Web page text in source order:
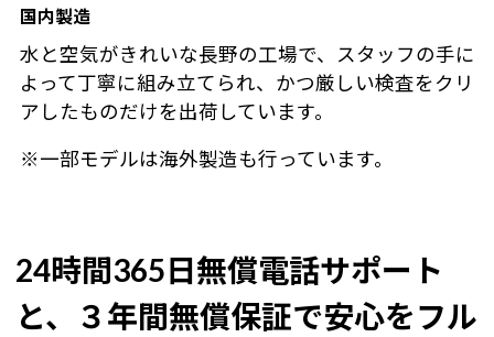
国内製造
水と空気がきれいな長野の工場で、スタッフの手に
よって丁寧に組み立てられ、かつ厳しい検査をクリ
アしたものだけを出荷しています。
※一部モデルは海外製造も行っています。
24時間365日無償電話サポート
と、３年間無償保証で安心をフル